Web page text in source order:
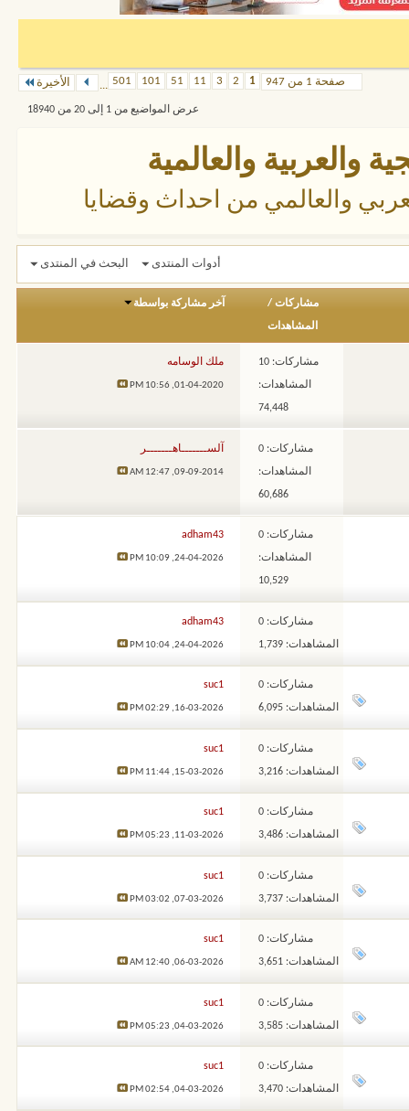
صفحة 1 من 947 1
2
3
11
51
101
501
... الأخيرة
عرض المواضيع من 1 إلى 20 من 18940
والعربية والعالمية
والعالمي من احداث وقضايا
أدوات المنتدى البحث في المنتدى
مشاركات /
المشاهدات
آخر مشاركة بواسطة
مشاركات: 10
المشاهدات:
74,448
ملك الوسامه
01-04-2020,
10:56 PM
مشاركات: 0
المشاهدات:
60,686
آلســـــــاهـــــــر
09-09-2014,
12:47 AM
مشاركات: 0
المشاهدات:
10,529
adham43
24-04-2026,
10:09 PM
مشاركات: 0
المشاهدات: 1,739
adham43
24-04-2026,
10:04 PM
مشاركات: 0
المشاهدات: 6,095
suc1
16-03-2026,
02:29 PM
مشاركات: 0
المشاهدات: 3,216
suc1
15-03-2026,
11:44 PM
مشاركات: 0
المشاهدات: 3,486
suc1
11-03-2026,
05:23 PM
مشاركات: 0
المشاهدات: 3,737
suc1
07-03-2026,
03:02 PM
مشاركات: 0
المشاهدات: 3,651
suc1
06-03-2026,
12:40 AM
مشاركات: 0
المشاهدات: 3,585
suc1
04-03-2026,
05:23 PM
مشاركات: 0
المشاهدات: 3,470
suc1
04-03-2026,
02:54 PM